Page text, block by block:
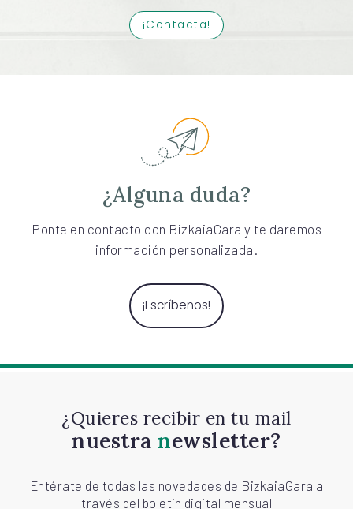
¡Contacta!
¿Alguna duda?
Ponte en contacto con BizkaiaGara y te daremos
información personalizada.
¡Escríbenos!
¿Quieres recibir en tu mail
nuestra newsletter?
Entérate de todas las novedades de BizkaiaGara a
través del boletín digital mensual